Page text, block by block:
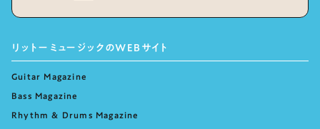
リットーミュージックのWEBサイト
Guitar Magazine
Bass Magazine
Rhythm & Drums Magazine